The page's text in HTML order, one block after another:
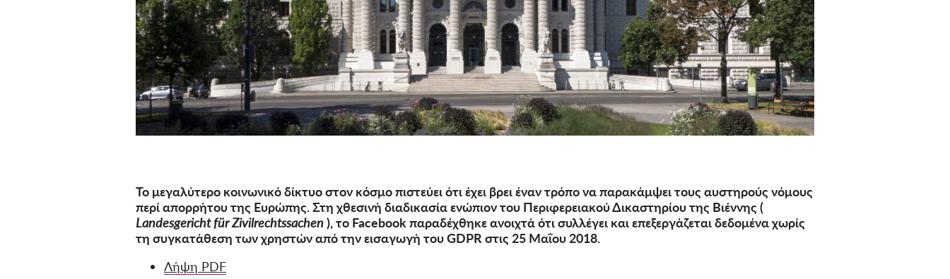
Το μεγαλύτερο κοινωνικό δίκτυο στον κόσμο πιστεύει ότι έχει βρει έναν τρόπο να παρακάμψει τους αυστηρούς νόμους
περί απορρήτου της Ευρώπης. Στη χθεσινή διαδικασία ενώπιον του Περιφερειακού Δικαστηρίου της Βιέννης (
Landesgericht für Zivilrechtssachen), το Facebook παραδέχθηκε ανοιχτά ότι συλλέγει και επεξεργάζεται δεδομένα χωρίς
τη συγκατάθεση των χρηστών από την εισαγωγή του GDPR στις 25 Μαΐου 2018.
Λήψη PDF